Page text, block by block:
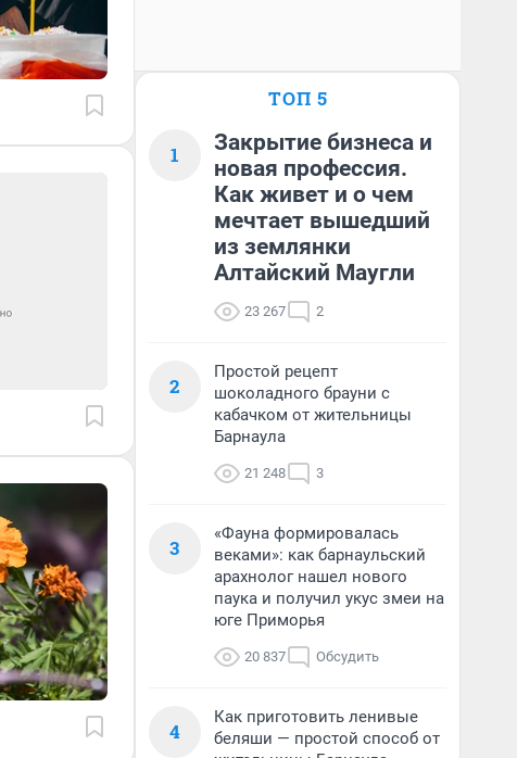
ТОП 5
1
Закрытие бизнеса и
новая профессия.
Как живет и о чем
мечтает вышедший
из землянки
Алтайский Маугли
23 267 2
2
Простой рецепт
шоколадного брауни с
кабачком от жительницы
Барнаула
21 248 3
3
«Фауна формировалась
веками»: как барнаульский
арахнолог нашел нового
паука и получил укус змеи на
юге Приморья
20 837 Обсудить
4
Как приготовить ленивые
беляши — простой способ от